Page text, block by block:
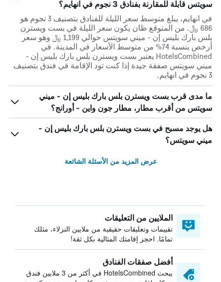
سويتس قابلة للمقارنة بفنادق 3 نجوم في انهايم؟
في انهايم، يبلغ متوسط ​​سعر الليلة للفنادق بتصنيف 3 نجوم هو
686 ﷼. من المتوقع ظان يكون سعر الليلة في بست ويسترن
بلس بارك بليس إن - ميني سويتس حوالي 1,199 ﷼ وهو سعر
أرخص بنسبة 74% من متوسط الأسعار في المدينة. في
HotelsCombined يعتبر بست ويسترن بلس بارك بليس إن -
ميني سويتس صفقة جيدة إذا كنت تود الإقامة في فندق بتصنيف
3 نجوم في انهايم.
ما مدى قرب بست ويسترن بلس بارك بليس إن - ميني
سويتس من أقرب مطار، مطار جون واين - أورانج؟
هل يوجد مسبح في بست ويسترن بلس بارك بليس إن -
ميني سويتس؟
عرض المزيد من الأسئلة الشائعة
الملايين من التعليقات
تقييمات وتعليقات حقيقية من ملايين النزلاء، مثلك
تمامًا. احجز إقامتك المثالية بكل ثقة!
أفضل صفقات الفنادق
يبحث HotelsCombined في أكثر من 3 ملايين فندق